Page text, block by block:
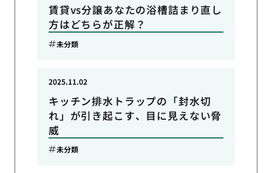
賃貸vs分譲あなたの浴槽詰まり直し
方はどちらが正解？
未分類
キッチン排水トラップの「封水切
れ」が引き起こす、目に見えない脅
威
2025.11.02
未分類